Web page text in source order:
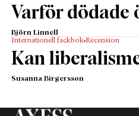
Varför dödade
Björn Linnell
Internationell fackbok Recension
Kan
Susanna Birgersson